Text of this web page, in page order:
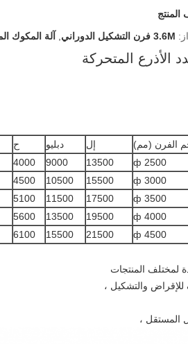
3.6M فرن التشكيل الدوراني آلة المكوك
الأذرع المتحركة
الفرن (مم) إل دبليو ح
ф 2500
13500
9000
4000
ф 3000
15500
10500
4500
ф 3500
17500
11500
5100
ф 4000
19500
13500
5600
ф 4500
21500
15500
6100
لمختلف المنتجات
والتشكيل ،
المستقل ،